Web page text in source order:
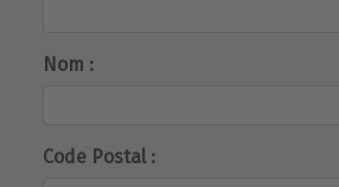
Nom :
Code Postal :